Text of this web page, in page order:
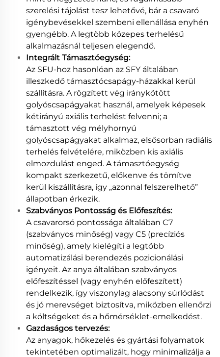
szerelési tájolást tesz lehetővé, bár a csavaró
igénybevésekkel szembeni ellenállása enyhén
gyengébb. A legtöbb közepes terhelésű
alkalmazásnál teljesen elegendő.
Integrált Támasztóegység:
Az SFU-hoz hasonlóan az SFY általában
illeszkedő támasztócsapágy-házakkal kerül
szállításra. A rögzített vég iránykötött
golyóscsapágyakat használ, amelyek képesek
kétirányú axiális terhelést felvenni; a
támasztott vég mélyhornyú
golyóscsapágyakat alkalmaz, elsősorban radiális
terhelés felvételére, miközben kis axiális
elmozdulást enged. A támasztóegység
kompakt szerkezetű, előkenve és tömítve
kerül kiszállításra, így „azonnal felszerelhető”
állapotban érkezik.
Szabványos Pontosság és Előfeszítés:
A csavarorsó pontossága általában C7
(szabványos minőség) vagy C5 (precíziós
minőség), amely kielégíti a legtöbb
automatizálási berendezés pozicionálási
igényeit. Az anya általában szabványos
előfeszítéssel (vagy enyhén előfeszített)
rendelkezik, így viszonylag alacsony súrlódást
és jó merevséget biztosítva, miközben ellenőrzi
a költségeket és a hőmérséklet-emelkedést.
Gazdaságos tervezés:
Az anyagok, hőkezelés és gyártási folyamatok
tekintetében optimalizált, hogy minimalizálja a